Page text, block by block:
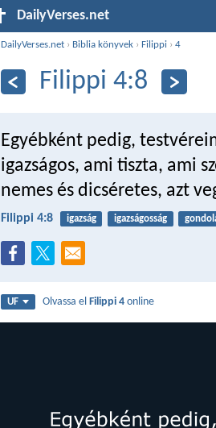
DailyVerses.net
DailyVerses.net › Biblia könyvek ›Filippi ›4
Filippi 4:8
Egyébként pedig,
igazságos, ami tiszta, ami
nemes és dicséretes, azt
Filippi 4:8 igazság igazságosság
UF Olvassa elFilippi 4 online